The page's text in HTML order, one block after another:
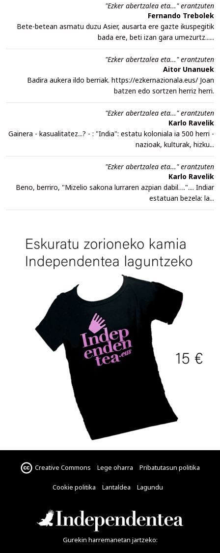
"Ezker abertzalea eta..." erantzuten
Fernando Trebolek
Bete-betean asmatu duzu Asier, ausarta ere gazte ikuspegitik
bada ere, beti izan gara umezurtz......
"Ezker abertzalea eta..." erantzuten
Aitor Unanuek
Badira aukera ildo berriak. https://ezkernazionala.eus/ Joan
batzen edo sortzen herriz herri.
"Ezker abertzalea eta..." erantzuten
Karlo Ravelik
Gainera - kasualitatez...? - : "India": estatu koloniala ia 500 herri -
nazioak, kulturak, hizku...
"Ezker abertzalea eta..." erantzuten
Karlo Ravelik
Beno, berriro, "Mizelio sakona lurraren azpian dabil….".... Indiar
estatuan bezela: la...
Creative Commons Lege oharra Pribatutasun politika
Cookie politika Lantaldea Lagundu
Gurekin harremanetan jartzeko: